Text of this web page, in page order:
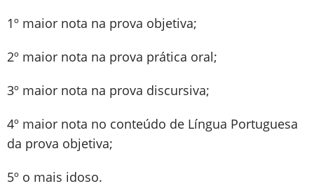
1º maior nota na prova objetiva;
2º maior nota na prova prática oral;
3º maior nota na prova discursiva;
4º maior nota no conteúdo de Língua Portuguesa
da prova objetiva;
5º o mais idoso.